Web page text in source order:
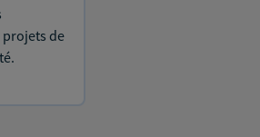
projets de